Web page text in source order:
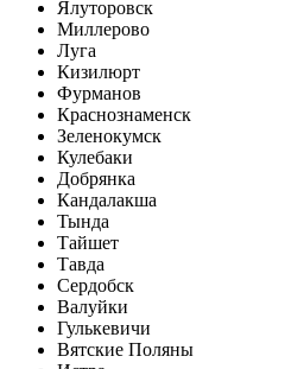
Ялуторовск
Миллерово
Луга
Кизилюрт
Фурманов
Краснознаменск
Зеленокумск
Кулебаки
Добрянка
Кандалакша
Тында
Тайшет
Тавда
Сердобск
Валуйки
Гулькевичи
Вятские Поляны